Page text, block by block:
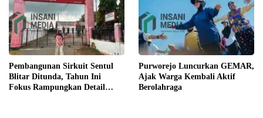
Pembangunan Sirkuit Sentul
Blitar Ditunda, Tahun Ini
Fokus Rampungkan Detail
Purworejo Luncurkan GEMAR,
Ajak Warga Kembali Aktif
Berolahraga